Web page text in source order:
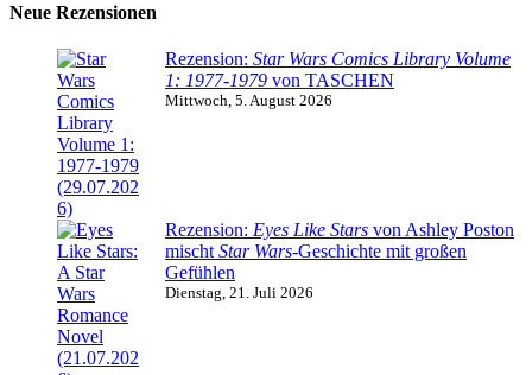
Neue Rezensionen
Rezension: Star Wars Comics Library Volume
1: 1977-1979 von TASCHEN
Mittwoch, 5. August 2026
Rezension: Eyes Like Stars von Ashley Poston
mischt Star Wars-Geschichte mit großen
Gefühlen
Dienstag, 21. Juli 2026